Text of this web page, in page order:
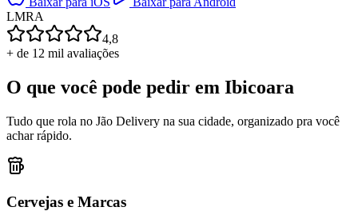
LMRA
4,8
+ de 12 mil avaliações
O que você pode pedir em Ibicoara
Tudo que rola no Jão Delivery na sua cidade, organizado pra você
achar rápido.
Cervejas e Marcas